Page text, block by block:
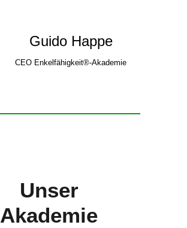
Guido Happe
CEO Enkelfähigkeit®-Akademie
Unser
Akademie